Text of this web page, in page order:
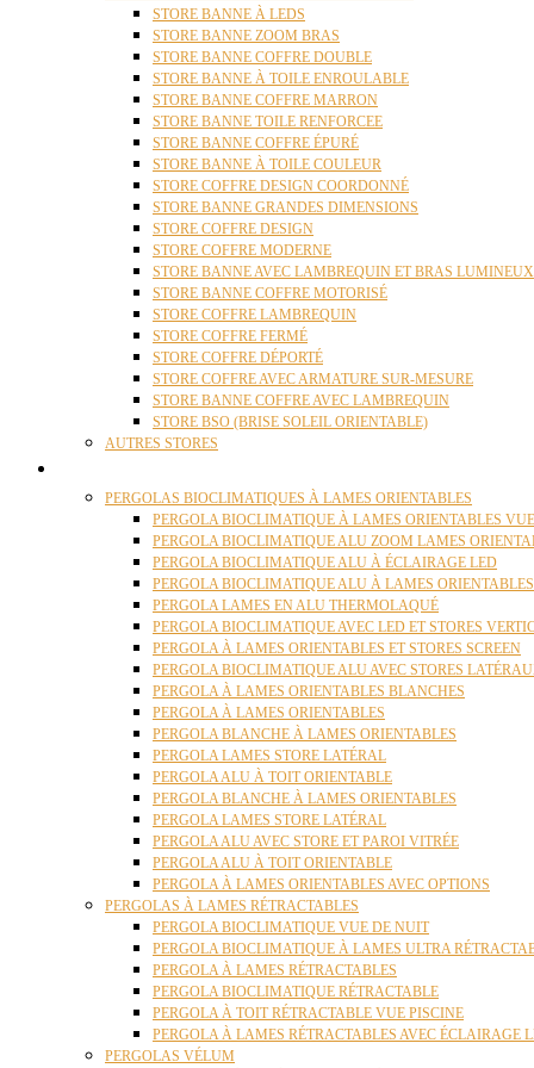
STORE BANNE À LEDS
STORE BANNE ZOOM BRAS
STORE BANNE COFFRE DOUBLE
STORE BANNE À TOILE ENROULABLE
STORE BANNE COFFRE MARRON
STORE BANNE TOILE RENFORCEE
STORE BANNE COFFRE ÉPURÉ
STORE BANNE À TOILE COULEUR
STORE COFFRE DESIGN COORDONNÉ
STORE BANNE GRANDES DIMENSIONS
STORE COFFRE DESIGN
STORE COFFRE MODERNE
STORE BANNE AVEC LAMBREQUIN ET BRAS LUMINEUX
STORE BANNE COFFRE MOTORISÉ
STORE COFFRE LAMBREQUIN
STORE COFFRE FERMÉ
STORE COFFRE DÉPORTÉ
STORE COFFRE AVEC ARMATURE SUR-MESURE
STORE BANNE COFFRE AVEC LAMBREQUIN
STORE BSO (BRISE SOLEIL ORIENTABLE)
AUTRES STORES
PERGOLAS BIOCLIMATIQUES À LAMES ORIENTABLES
PERGOLA BIOCLIMATIQUE À LAMES ORIENTABLES
PERGOLA BIOCLIMATIQUE ALU ZOOM LAMES
PERGOLA BIOCLIMATIQUE ALU À ÉCLAIRAGE LED
PERGOLA BIOCLIMATIQUE ALU À LAMES
PERGOLA LAMES EN ALU THERMOLAQUÉ
PERGOLA BIOCLIMATIQUE AVEC LED ET STORES
PERGOLA À LAMES ORIENTABLES ET STORES SCREEN
PERGOLA BIOCLIMATIQUE ALU AVEC STORES
PERGOLA À LAMES ORIENTABLES BLANCHES
PERGOLA À LAMES ORIENTABLES
PERGOLA BLANCHE À LAMES ORIENTABLES
PERGOLA LAMES STORE LATÉRAL
PERGOLA ALU À TOIT ORIENTABLE
PERGOLA BLANCHE À LAMES ORIENTABLES
PERGOLA LAMES STORE LATÉRAL
PERGOLA ALU AVEC STORE ET PAROI VITRÉE
PERGOLA ALU À TOIT ORIENTABLE
PERGOLA À LAMES ORIENTABLES AVEC OPTIONS
PERGOLAS À LAMES RÉTRACTABLES
PERGOLA BIOCLIMATIQUE VUE DE NUIT
PERGOLA BIOCLIMATIQUE À LAMES ULTRA
PERGOLA À LAMES RÉTRACTABLES
PERGOLA BIOCLIMATIQUE RÉTRACTABLE
PERGOLA À TOIT RÉTRACTABLE VUE PISCINE
PERGOLA À LAMES RÉTRACTABLES AVEC ÉCLAIRAGE
PERGOLAS VÉLUM